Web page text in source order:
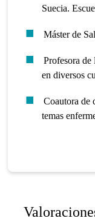
Suecia.
Máster de
Profesora
en diversos
Coautora de
temas